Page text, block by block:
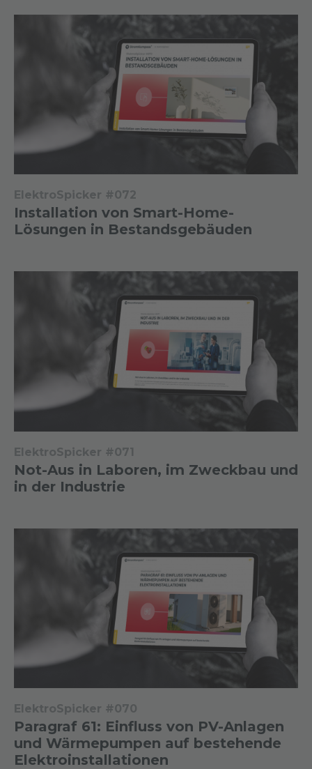
ElektroSpicker #072
Installation von Smart-Home-
Lösungen in Bestandsgebäuden
ElektroSpicker #071
Not-Aus in Laboren, im Zweckbau und
in der Industrie
ElektroSpicker #070
Paragraf 61: Einfluss von PV-Anlagen
und Wärmepumpen auf bestehende
Elektroinstallationen